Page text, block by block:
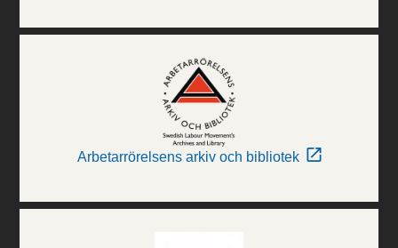
Arbetarrörelsens arkiv och bibliotek